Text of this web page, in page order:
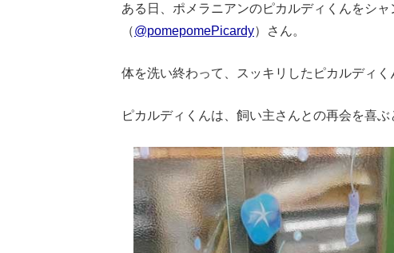
ある日、ポメラニアンのピカルディくんをシ
（@pomepomePicardy）さん。
体を洗い終わって、スッキリしたピカルディく
ピカルディくんは、飼い主さんとの再会を喜ぶ